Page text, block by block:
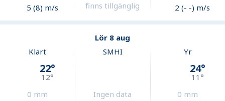
5 (8) m/s
finns tillgänglig
2 (- -) m/s
Lör 8 aug
Klart
22°
12°
0 mm
SMHI
Ingen data
Yr
24°
11°
0 mm